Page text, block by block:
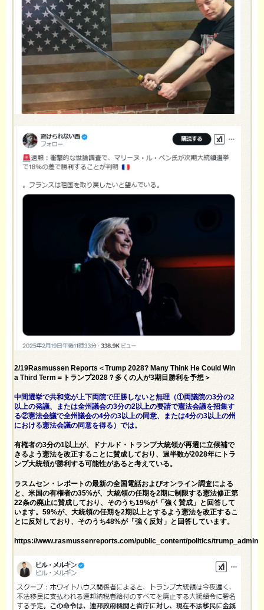
2/19Rasmussen Reports＜Trump 2028? Many Think He Could Win
a Third Term＝トランプ2028？多くの人が3期目勝利を予想＞
中間選挙で共和党が上下両院で圧勝しないと無理（①両議院の3分の2
以上の発議、または全州議会の3分の2以上の要請で憲法会議を招集す
る②憲法会議で全州議会の4分の3以上の同意、または4分の3以上の州
における憲法会議の同意を得る）では。
有権者の3分の1以上が、ドナルド・トランプ大統領が再選に立候補で
きるよう憲法を改正することに賛成しており、過半数が2028年にトラ
ンプ大統領が勝利する可能性があると考えている。
ラスムセン・レポートの最新の全国電話およびオンライン調査による
と、米国の有権者の35%が、大統領の任期を2期に制限する憲法修正第
22条の廃止に賛成しており、そのうち19%が「強く賛成」と回答して
います。59%が、大統領の任期を2期以上とするよう憲法を改正するこ
とに反対しており、そのうち48%が「強く反対」と回答しています。
https://www.rasmussenreports.com/public_content/politics/